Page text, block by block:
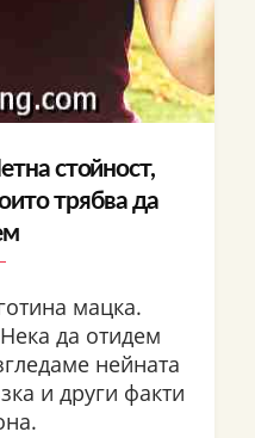
стойност,
трябва да
мацка.
да отидем
нейната
и други факти